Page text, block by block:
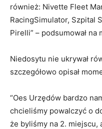
również: Nivette Fleet
RacingSimulator, Szpital
Pirelli” – podsumował na
Niedosytu nie ukrywał
szczegółowo opisał
“Oes Urzędów bardzo
chcieliśmy powalczyć o
że byliśmy na 2. miejscu,